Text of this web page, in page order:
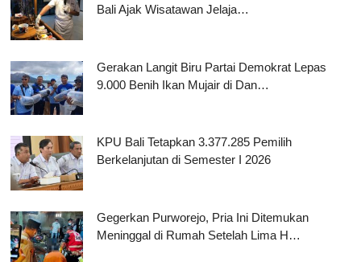
Bali Ajak Wisatawan Jelaja…
Gerakan Langit Biru Partai Demokrat Lepas
9.000 Benih Ikan Mujair di Dan…
KPU Bali Tetapkan 3.377.285 Pemilih
Berkelanjutan di Semester I 2026
Gegerkan Purworejo, Pria Ini Ditemukan
Meninggal di Rumah Setelah Lima H…